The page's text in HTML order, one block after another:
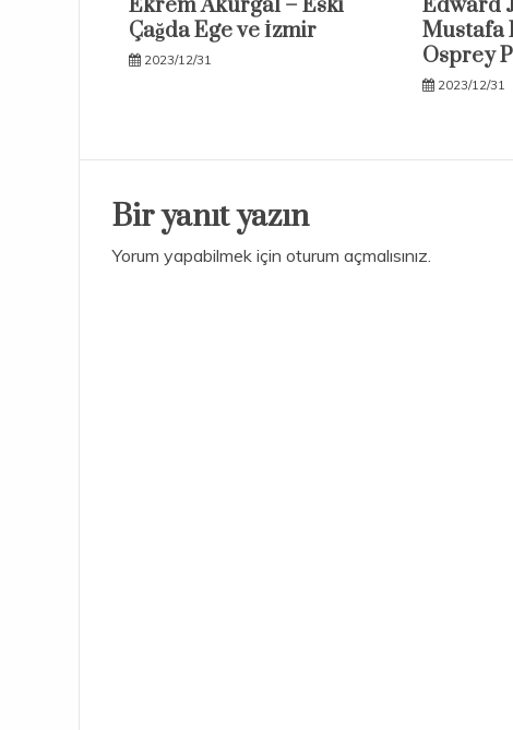
Ekrem Akurgal – Eski
Çağda Ege ve İzmir
2023/12/31
Edward
Mustafa
Osprey
2023/12/31
Bir yanıt yazın
Yorum yapabilmek için oturum açmalısınız.